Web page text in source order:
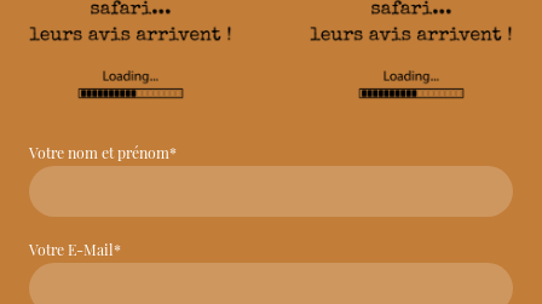
Votre nom et prénom*
Votre E-Mail*